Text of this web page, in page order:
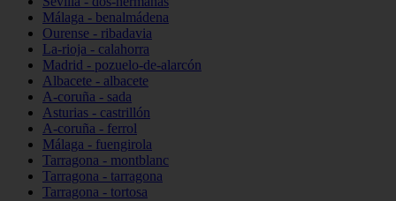
Málaga - benalmádena
Ourense - ribadavia
La-rioja - calahorra
Madrid - pozuelo-de-alarcón
Albacete - albacete
A-coruña - sada
Asturias - castrillón
A-coruña - ferrol
Málaga - fuengirola
Tarragona - montblanc
Tarragona - tarragona
Tarragona - tortosa